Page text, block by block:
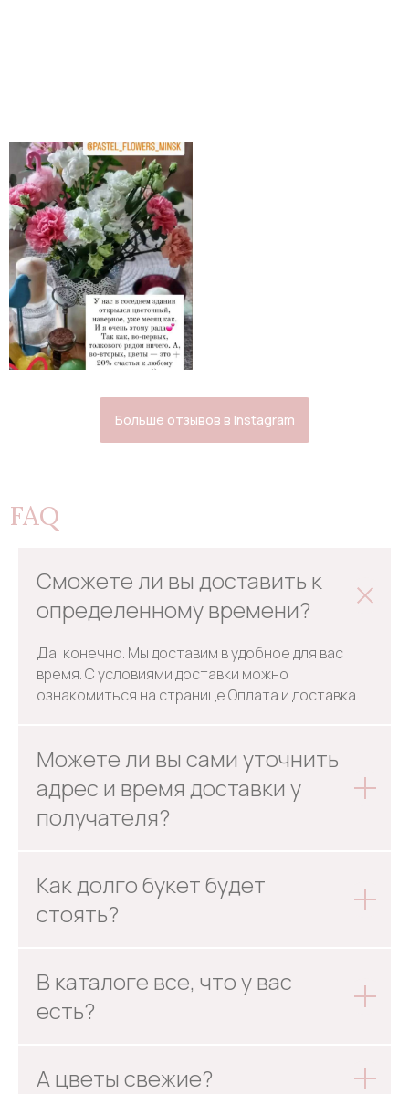
Больше отзывов в Instagram
FAQ
Сможете ли вы доставить к
определенному времени?
Да, конечно. Мы доставим в удобное для вас
время. С условиями доставки можно
ознакомиться на странице Оплата и доставка.
Можете ли вы сами уточнить
адрес и время доставки у
получателя?
Как долго букет будет
стоять?
В каталоге все, что у вас
есть?
А цветы свежие?